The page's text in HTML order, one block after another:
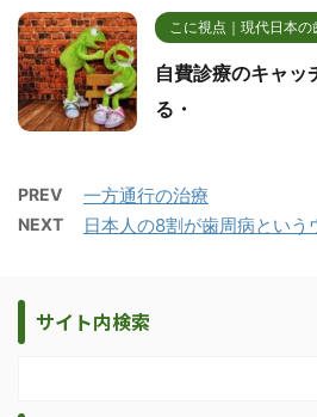
こに視点｜現代日本
自費診療のキャッ
る・
PREV 一方通行の治療
NEXT 日本人の8割が歯周病という
サイト内検索